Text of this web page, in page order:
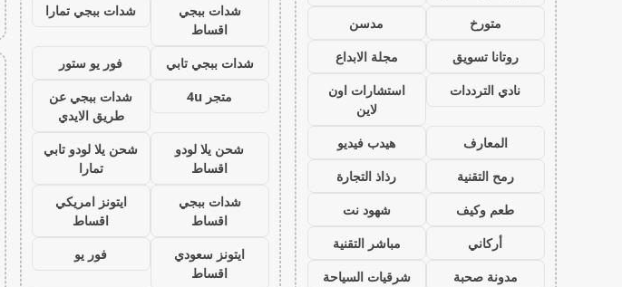
متورخ
مدسن
روتانا تسويق
مجلة الابداع
نادي الترددات
استشارات اون
لاين
المعارف
هيدب فيديو
رمح التقنية
رذاذ التجارة
طعم وكيف
شهود نت
أركاني
مباشر التقنية
مدونة صحبة
شرقيات السياحة
شدات ببجي
اقساط
شدات ببجي تمارا
شدات ببجي تابي
فور يو ستور
متجر 4u
شدات ببجي عن
طريق الايدي
شحن يلا لودو
اقساط
شحن يلا لودو تابي
تمارا
شدات ببجي
اقساط
ايتونز امريكي
اقساط
ايتونز سعودي
اقساط
فور يو